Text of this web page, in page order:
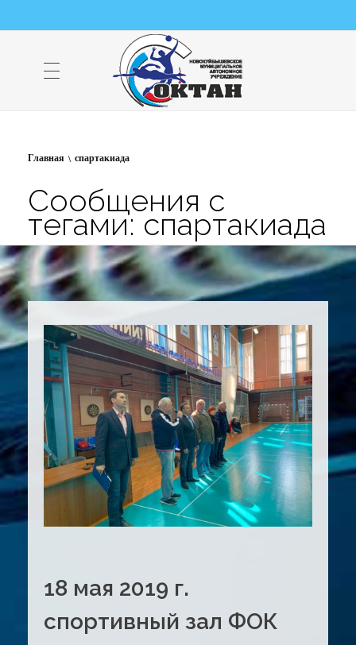
НМАУ "ФОК "ОКТАН" | Официальный сайт
НМАУ "ФОК"ОКТАН". Центр спорта, оздоровления и закаливания. Тел. 8 (84635) 9-68-79
Главная спартакиада
Сообщения с
тегами: спартакиада
18 мая 2019 г.
спортивный зал ФОК